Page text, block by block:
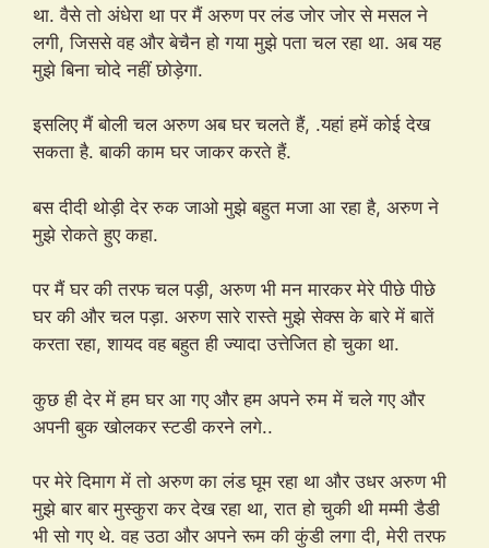
था. वैसे तो अंधेरा था पर मैं अरुण पर लंड जोर जोर से मसल ने
लगी, जिससे वह और बेचैन हो गया मुझे पता चल रहा था. अब यह
मुझे बिना चोदे नहीं छोड़ेगा.
इसलिए मैं बोली चल अरुण अब घर चलते हैं, .यहां हमें कोई देख
सकता है. बाकी काम घर जाकर करते हैं.
बस दीदी थोड़ी देर रुक जाओ मुझे बहुत मजा आ रहा है, अरुण ने
मुझे रोकते हुए कहा.
पर मैं घर की तरफ चल पड़ी, अरुण भी मन मारकर मेरे पीछे पीछे
घर की और चल पड़ा. अरुण सारे रास्ते मुझे सेक्स के बारे में बातें
करता रहा, शायद वह बहुत ही ज्यादा उत्तेजित हो चुका था.
कुछ ही देर में हम घर आ गए और हम अपने रुम में चले गए और
अपनी बुक खोलकर स्टडी करने लगे..
पर मेरे दिमाग में तो अरुण का लंड घूम रहा था और उधर अरुण भी
मुझे बार बार मुस्कुरा कर देख रहा था, रात हो चुकी थी मम्मी डैडी
भी सो गए थे. वह उठा और अपने रूम की कुंडी लगा दी, मेरी तरफ